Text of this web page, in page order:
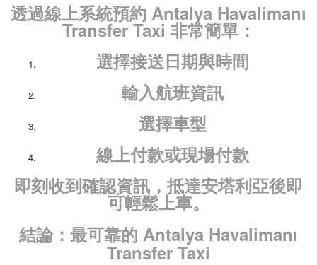
透過線上系統預約 Antalya Havalimanı
Transfer Taxi 非常簡單：
選擇接送日期與時間
輸入航班資訊
選擇車型
線上付款或現場付款
即刻收到確認資訊，抵達安塔利亞後即
可輕鬆上車。
結論：最可靠的 Antalya Havalimanı
Transfer Taxi